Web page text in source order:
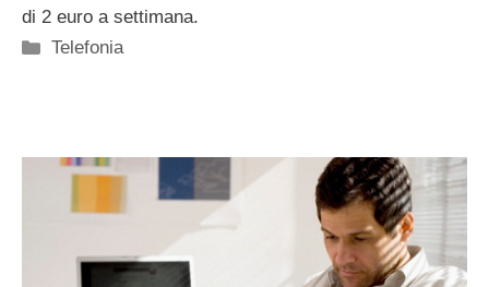
di 2 euro a settimana.
Categorie
Telefonia